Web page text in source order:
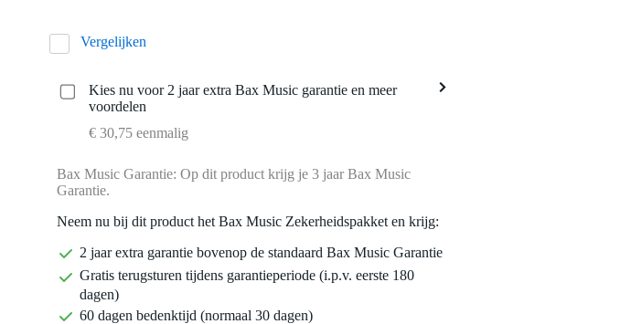
Vergelijken
Kies nu voor 2 jaar extra Bax Music garantie en meer
voordelen
€ 30,75 eenmalig
Bax Music Garantie: Op dit product krijg je 3 jaar Bax Music
Garantie.
Neem nu bij dit product het Bax Music Zekerheidspakket en krijg:
2 jaar extra garantie bovenop de standaard Bax Music Garantie
Gratis terugsturen tijdens garantieperiode (i.p.v. eerste 180
dagen)
60 dagen bedenktijd (normaal 30 dagen)